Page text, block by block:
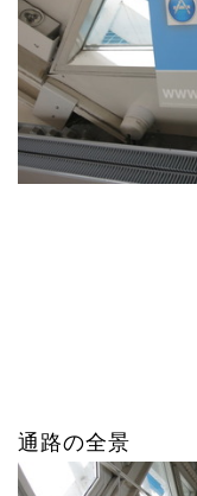
通路の全景